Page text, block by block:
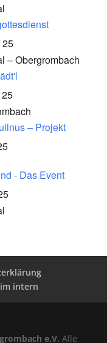
25
– Obergrombach
– Projekt
- Das Event
intern
e.V. Alle